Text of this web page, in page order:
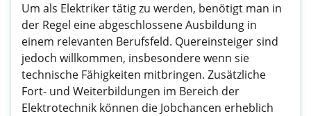
Um als Elektriker tätig zu werden, benötigt man in
der Regel eine abgeschlossene Ausbildung in
einem relevanten Berufsfeld. Quereinsteiger sind
jedoch willkommen, insbesondere wenn sie
technische Fähigkeiten mitbringen. Zusätzliche
Fort- und Weiterbildungen im Bereich der
Elektrotechnik können die Jobchancen erheblich